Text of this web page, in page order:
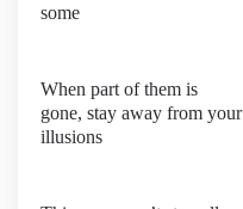
some
When part of them is
gone, stay away from your
illusions